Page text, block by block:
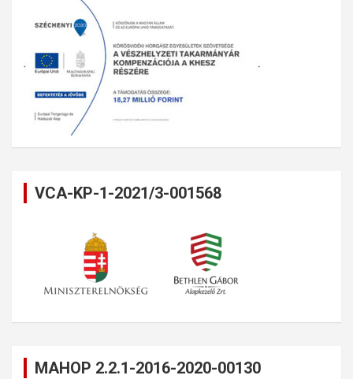
VCA-KP-1-2021/3-001568
MAHOP 2.2.1-2016-2020-00130